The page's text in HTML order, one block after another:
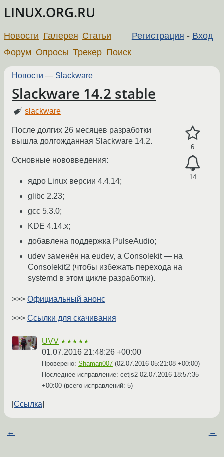
LINUX.ORG.RU
Регистрация - Вход
Новости Галерея Статьи
Форум Опросы Трекер Поиск
Новости — Slackware
Slackware 14.2 stable
slackware
6
14
После долгих 26 месяцев разработки
вышла долгожданная Slackware 14.2.
Основные нововведения:
ядро Linux версии 4.4.14;
glibc 2.23;
gcc 5.3.0;
KDE 4.14.x;
добавлена поддержка PulseAudio;
udev заменён на eudev, а Consolekit — на
Consolekit2 (чтобы избежать перехода на
systemd в этом цикле разработки).
>>> Официальный анонс
>>> Ссылки для скачивания
UVV ★★★★★
01.07.2016 21:48:26 +00:00
Проверено: Shaman007 (02.07.2016 05:21:08 +00:00)
Последнее исправление: cetjs2 02.07.2016 18:57:35
+00:00 (всего исправлений: 5)
Ссылка
← →